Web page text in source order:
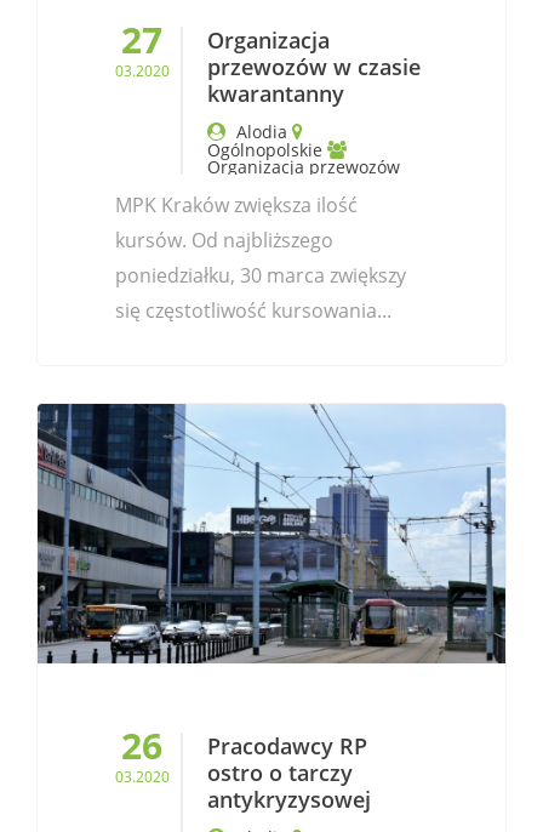
27
03.2020
Organizacja
przewozów w czasie
kwarantanny
Alodia
Ogólnopolskie
Organizacja przewozów
MPK Kraków zwiększa ilość
kursów. Od najbliższego
poniedziałku, 30 marca zwiększy
się częstotliwość kursowania...
26
03.2020
Pracodawcy RP
ostro o tarczy
antykryzysowej